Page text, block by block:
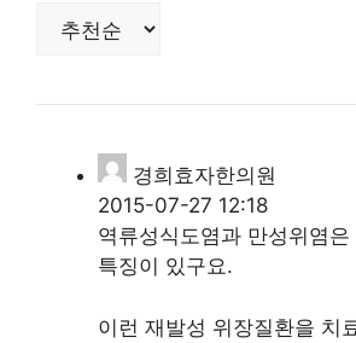
경희효자한의원
2015-07-27 12:18
역류성식도염과 만성위염
특징이 있구요.
이런 재발성 위장질환을 치